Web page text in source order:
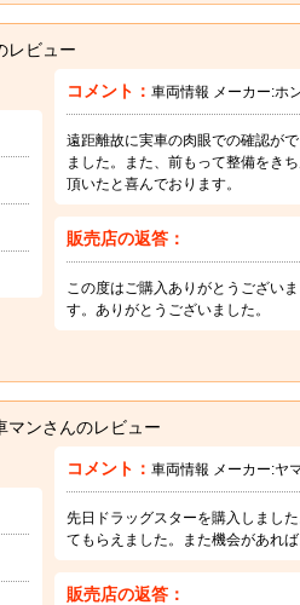
レビュー
コメント： 車両情報 メーカー:ホ
遠距離故に実車の肉眼での確認が
ました。また、前もって整備をき
頂いたと喜んでおります。
販売店の返答：
この度はご購入ありがとうござい
す。ありがとうございました。
ンさんのレビュー
コメント： 車両情報 メーカー:ヤ
先日ドラッグスターを購入しまし
てもらえました。また機会があれ
販売店の返答：